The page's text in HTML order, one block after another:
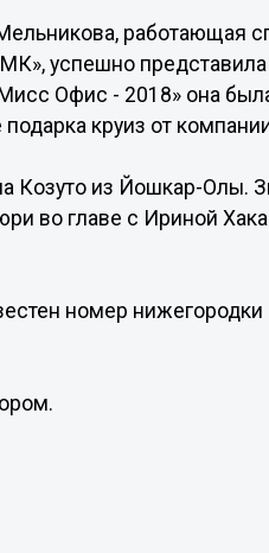
работающая
успешно
Офис - 2018» она
круиз от
Козуто из Йошкар-Олы.
во главе с Ириной
номер